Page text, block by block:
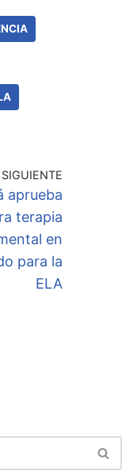
SIGUIENTE
aprueba
terapia
en
para la
ELA